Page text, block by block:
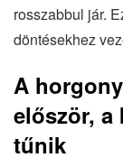
rosszabbul jár.
döntésekhez
A
először, a
tűnik